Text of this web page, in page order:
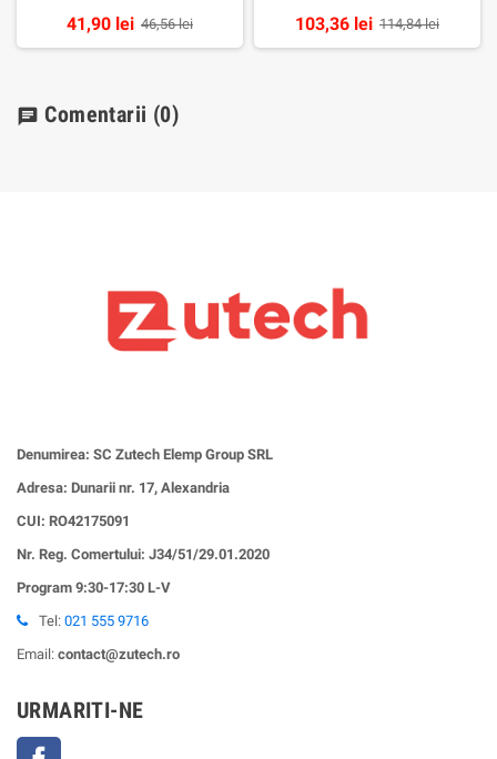
41,90 lei 46,56 lei 103,36 lei 114,84 lei
chat Comentarii (0)
Denumirea: SC Zutech Elemp Group SRL
Adresa: Dunarii nr. 17, Alexandria
CUI: RO42175091
Nr. Reg. Comertului: J34/51/29.01.2020
Program 9:30-17:30 L-V
Tel: 021 555 9716
Email: contact@zutech.ro
URMARITI-NE